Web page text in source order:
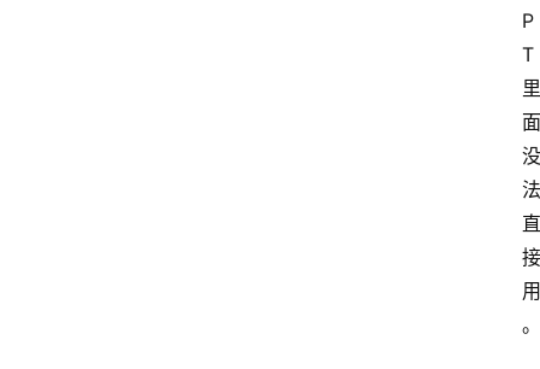
P
T
里
面
没
法
直
接
用
。